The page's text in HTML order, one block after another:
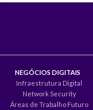
NEGÓCIOS DIGITAIS
Infraestrutura Digital
Network Security
Áreas de Trabalho Futuro